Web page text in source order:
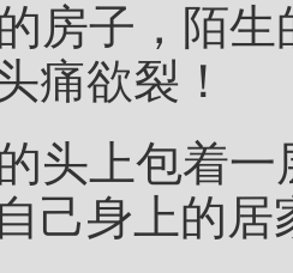
房子，陌
痛欲裂！
头上包着
己身上的